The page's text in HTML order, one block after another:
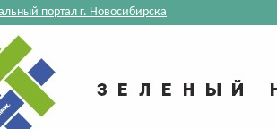
портал г. Новосибирска